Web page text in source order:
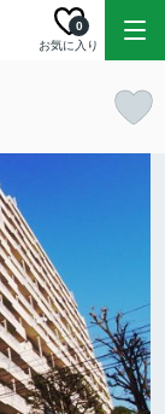
お気に入り
0